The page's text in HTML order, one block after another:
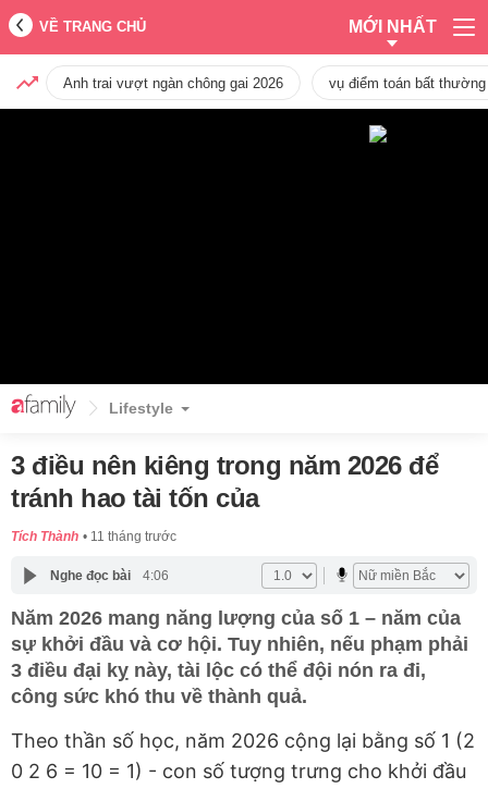
VỀ TRANG CHỦ MỚI NHẤT
Anh trai vượt ngàn chông gai 2026 vụ điểm toán bất
Lifestyle
3 điều nên kiêng trong năm 2026 để
tránh hao tài tốn của
Tích Thành 11 tháng trước
Nghe đọc bài 4:06
Năm 2026 mang năng lượng của số 1 – năm của
sự khởi đầu và cơ hội. Tuy nhiên, nếu phạm phải
3 điều đại kỵ này, tài lộc có thể đội nón ra đi,
công sức khó thu về thành quả.
Theo thần số học, năm 2026 cộng lại bằng số 1 (2
0 2 6 = 10 = 1) - con số tượng trưng cho khởi đầu